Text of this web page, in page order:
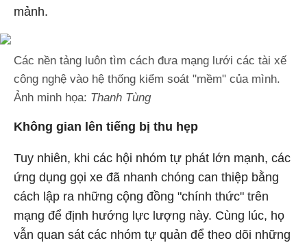
mảnh.
Các nền tảng luôn tìm cách đưa mạng lưới các tài xế
công nghệ vào hệ thống kiểm soát "mềm" của mình.
Ảnh minh họa: Thanh Tùng
Không gian lên tiếng bị thu hẹp
Tuy nhiên, khi các hội nhóm tự phát lớn mạnh, các
ứng dụng gọi xe đã nhanh chóng can thiệp bằng
cách lập ra những cộng đồng "chính thức" trên
mạng để định hướng lực lượng này. Cùng lúc, họ
vẫn quan sát các nhóm tự quản để theo dõi những